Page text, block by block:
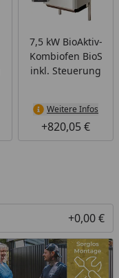
7,5 kW BioAktiv-
Kombiofen BioS
inkl. Steuerung
Weitere Infos
+820,05 €
+0,00 €